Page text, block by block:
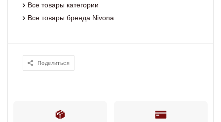
Все товары категории
Все товары бренда Nivona
Поделиться